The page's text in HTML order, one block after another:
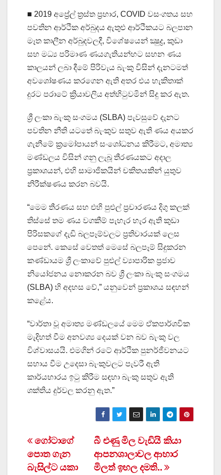
■ 2019 අප්‍රේල් ත්‍රස්ත ප්‍රහාර, COVID වසංගතය සහ
පවතින ආර්ථික අර්බුදය ඇතුළු ආර්ථිකයට බලපාන
මෑත කාලීන අර්බුදවලදී, විශේෂයෙන් ක්‍ෂුද්‍ර, කුඩා
සහ මධ්‍ය පරිමාණ ණයගැතියන්හට සහන ණය
කාලයන් ලබා දීමේ පිරිවැය බැංකු විසින් දැනටමත්
අවශෝෂණය කරගෙන ඇති අතර එය හැකිතාක්
දුරට පරාටේ ක්‍රියාවලිය අත්හිටුවමින් සිදු කර ඇත.
ශ්‍රී ලංකා බැංකු සංගමය (SLBA) පැවසුවේ දැනට
පවතින නීති යටතේ බැංකුව සතුව ඇති ණය අයකර
ගැනීමේ ක්‍රමෝපායන් සංශෝධනය කිරීමට, අමාත්‍ය
මණ්ඩලය විසින් ගනු ලැබූ තීරණයකට අදාල
ප්‍රකාශයන්, එහි සාමාජිකයින් චකිතයකින් යුතුව
නිරීක්ෂණය කරන බවයි.
“මෙම තීරණය සහ එහි පුළුල් ප්‍රචාරණය දිගු කලක්
තිස්සේ තම ණය වගකීම් පැහැර හැර ඇති කුඩා
පිරිසකගේ දැඩි බලපෑම්වලට ප්‍රතිචාරයක් ලෙස
පෙනේ. කෙසේ වෙතත් මෙසේ බලපෑම් සිදුකරන
කණ්ඩායම ශ්‍රී ලංකාවේ පුළුල් ව්‍යාපාරික ප්‍රජාව
නියෝජනය නොකරන බව ශ්‍රී ලංකා බැංකු සංගමය
(SLBA) හි අදහස වේ,” යනුවෙන් ප්‍රකාශය සඳහන්
කළේය.
“වාර්තා වූ අමාත්‍ය මණ්ඩලයේ මෙම ඒකපාර්ශවික
මැදිහත් වීම අනවශ්‍ය දෙයක් වන බව බැංකු වල
විශ්වාසයයි. එමගින් රටේ ආර්ථික පුනර්ජීවනයට
සහාය වීම උදෙසා බැංකුවලට පැවරී ඇති
කාර්යභාරය ඉටු කිරීම සඳහා බැංකු සතුව ඇති
ශක්තිය දුර්වල කරනු ඇත.”
Post
navigation
බී ළුණු මිල වැඩියි කියා
ආපනශාලාවල ආහාර
මිලත් ඉහල දමති..
ගෝටාගේ
පොත ගැන
බැසිල්ට යකා